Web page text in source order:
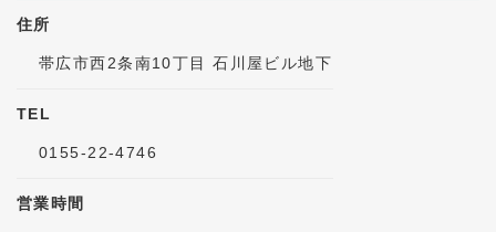
住所
帯広市西2条南10丁目 石川屋ビル地下
TEL
0155-22-4746
営業時間